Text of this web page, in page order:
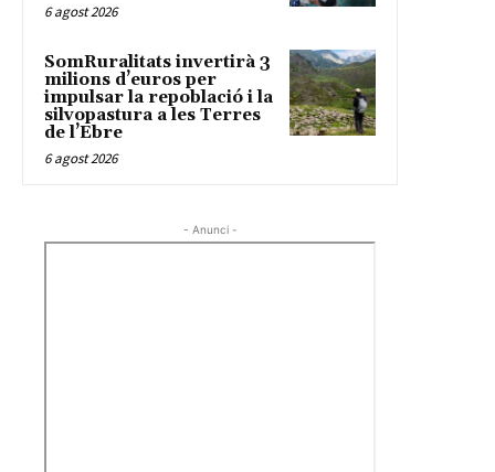
6 agost 2026
SomRuralitats invertirà 3
milions d’euros per
impulsar la repoblació i la
silvopastura a les Terres
de l’Ebre
6 agost 2026
- Anunci -